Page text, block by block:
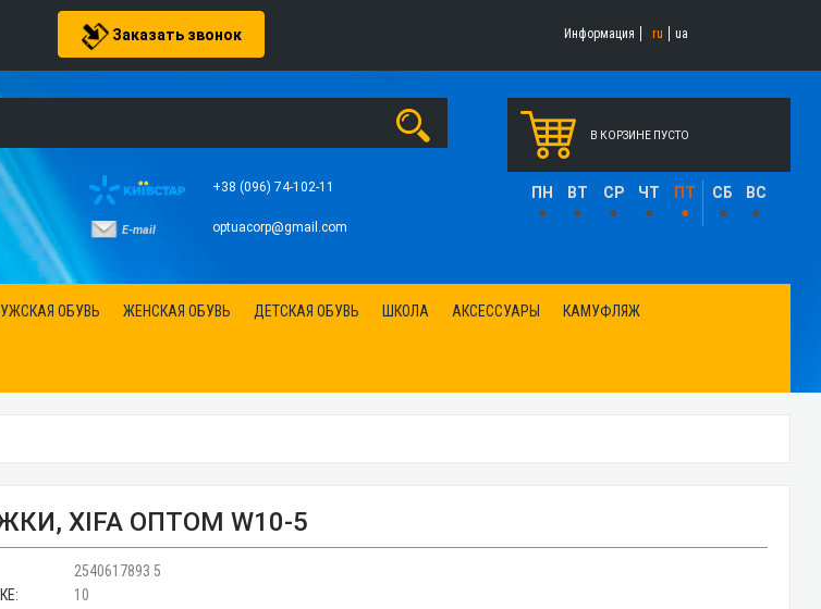
Заказать звонок Информация ru ua
+38 (096) 74-102-11
E-mail optuacorp@gmail.com
В КОРЗИНЕ ПУСТО
ПН ВТ СР ЧТ ПТ СБ ВС
• • • • • • •
ОБУВЬ ЖЕНСКАЯ ОБУВЬ ДЕТСКАЯ ОБУВЬ ШКОЛА АКСЕССУАРЫ КАМУФЛЯЖ
XIFA ОПТОМ W10-5
2540617893 5
10